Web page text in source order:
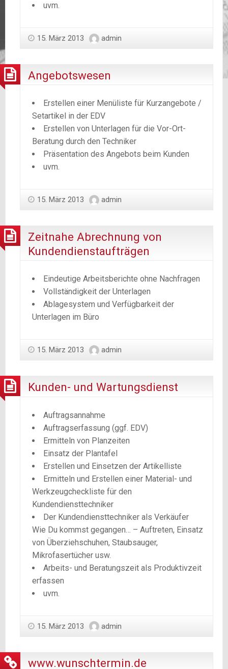
uvm.
15. März 2013 admin
Angebotswesen
Erstellen einer Menüliste für Kurzangebote /
Setartikel in der EDV
Erstellen von Unterlagen für die Vor-Ort-
Beratung durch den Techniker
Präsentation des Angebots beim Kunden
uvm.
15. März 2013 admin
Zeitnahe Abrechnung von
Kundendienstaufträgen
Eindeutige Arbeitsberichte ohne Nachfragen
Vollständigkeit der Unterlagen
Ablagesystem und Verfügbarkeit der
Unterlagen im Büro
15. März 2013 admin
Kunden- und Wartungsdienst
Auftragsannahme
Auftragserfassung (ggf. EDV)
Ermitteln von Planzeiten
Einsatz der Plantafel
Erstellen und Einsetzen der Artikelliste
Ermitteln und Erstellen einer Material- und
Werkzeugcheckliste für den
Kundendiensttechniker
Der Kundendiensttechniker als Verkäufer
Wie Du kommst gegangen… – Auftreten, Einsatz
von Überziehschuhen, Staubsauger,
Mikrofasertücher usw.
Arbeits- und Beratungszeit als Produktivzeit
erfassen
uvm.
15. März 2013 admin
www.wunschtermin.de